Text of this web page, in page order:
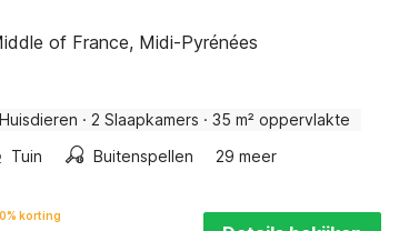
of France, Midi-Pyrénées
· 2 Slaapkamers · 35 m² oppervlakte
Tuin Buitenspellen 29 meer
korting